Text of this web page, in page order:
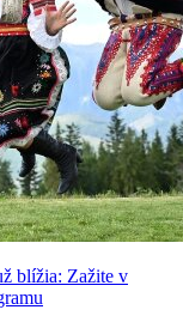
blížia: Zažite v